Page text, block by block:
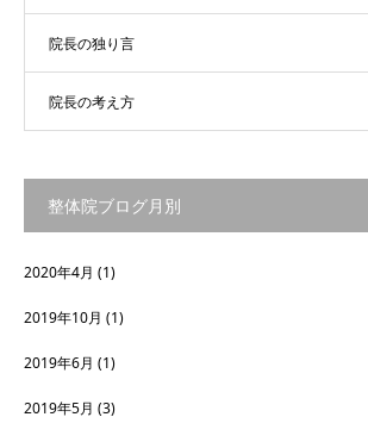
院長の独り言
院長の考え方
整体院ブログ月別
2020年4月 (1)
2019年10月 (1)
2019年6月 (1)
2019年5月 (3)